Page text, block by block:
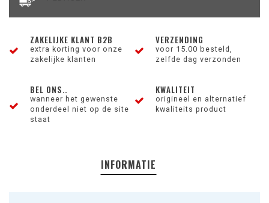
ZAKELIJKE KLANT B2B
extra korting voor onze
zakelijke klanten
VERZENDING
voor 15.00 besteld,
zelfde dag verzonden
BEL ONS..
wanneer het gewenste
onderdeel niet op de site
staat
KWALITEIT
origineel en alternatief
kwaliteits product
INFORMATIE